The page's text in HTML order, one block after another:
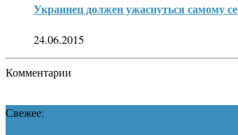
Украинец должен ужаснуться самому
24.06.2015
Комментарии
Свежее: